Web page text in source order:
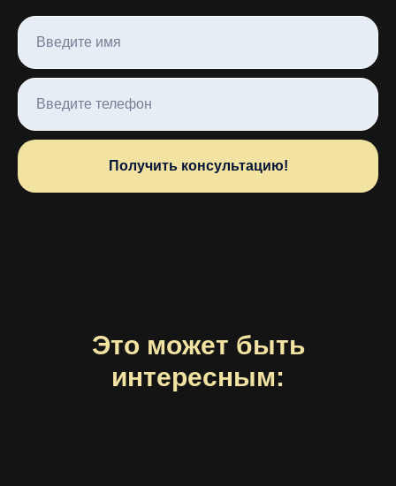
Получить консультацию!
Это может быть
интересным: